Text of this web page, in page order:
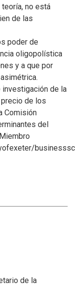
no está
de las
poder de
oligopolística
y a que por
de la
de los
Comisión
del
de la